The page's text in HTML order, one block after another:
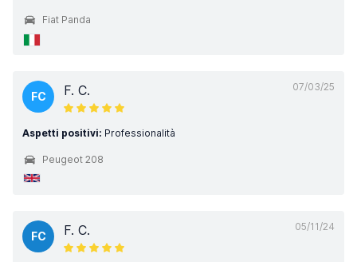
Fiat Panda
07/03/25
FC F. C.
Aspetti positivi: Professionalità
Peugeot 208
05/11/24
FC F. C.